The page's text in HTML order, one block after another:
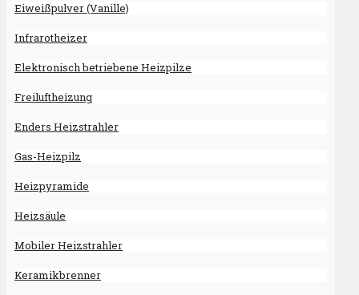
Eiweißpulver (Vanille)
Infrarotheizer
Elektronisch betriebene Heizpilze
Freiluftheizung
Enders Heizstrahler
Gas-Heizpilz
Heizpyramide
Heizsäule
Mobiler Heizstrahler
Keramikbrenner